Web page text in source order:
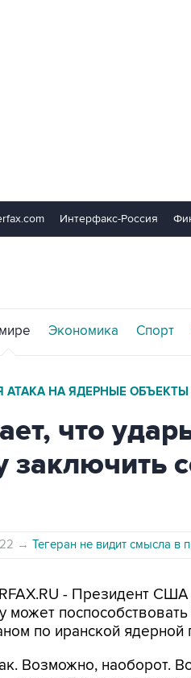
Интерфакс-Россия
Экономика Спорт
АТАКА НА ЯДЕРНЫЕ
что
заключить
→ Тегеран не видит смысла
- Президент
может
по иранской
Возможно, наоборот.